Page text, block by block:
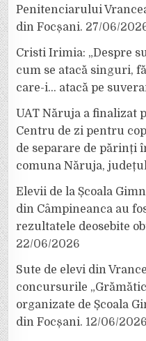
Penitenciarului
din Focșani. 27/06/
Cristi Irimia: „Despre
cum se atacă singuri,
care-i… atacă pe
UAT Năruja a finalizat
Centru de zi pentru
de separare de părinți
comuna Năruja,
Elevii de la Școala
din Câmpineanca au
rezultatele deosebite
22/06/2026
Sute de elevi din
concursurile
organizate de Școala
din Focșani. 12/06/2026